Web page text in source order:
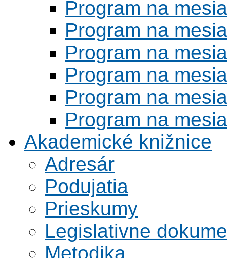
Program na
Program na
Program na
Program na
Program na
Program na
Akademické knižnice
Adresár
Podujatia
Prieskumy
Legislativne
Metodika